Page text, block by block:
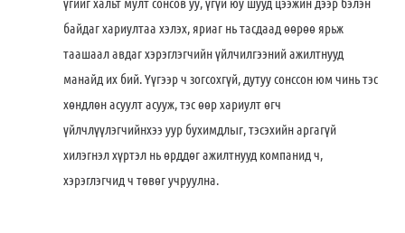
байдаг хариултаа хэлэх, яриаг нь тасдаад өөрөө ярьж
таашаал авдаг хэрэглэгчийн үйлчилгээний ажилтнууд
манайд их бий. Үүгээр ч зогсохгүй, дутуу сонссон юм чинь тэс
хөндлөн асуулт асууж, тэс өөр хариулт өгч
үйлчлүүлэгчийнхээ уур бухимдлыг, тэсэхийн аргагүй
хилэгнэл хүртэл нь өрддөг ажилтнууд компанид ч,
хэрэглэгчид ч төвөг учруулна.